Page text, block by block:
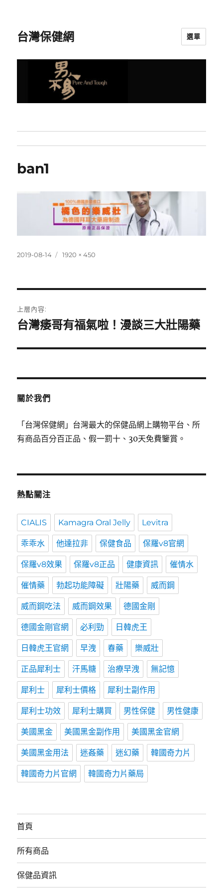
台灣保健網 選單
ban1
發
2019-08-14
完
1920 × 450
章
上層內容:
台灣痿哥有福氣啦！漫談三大壯陽藥
關於我們
「台灣保健網」台灣最大的保健品網上購物平台、所
有商品百分百正品、假一罰十、30天免費鑒賞。
熱點關注
CIALIS Kamagra Oral Jelly Levitra
乖乖水 他達拉非 保健食品 保羅v8官網
保羅v8效果 保羅v8正品 健康資訊 催情水
催情藥 勃起功能障礙 壯陽藥 威而鋼
威而鋼吃法 威而鋼效果 德國金剛
德國金剛官網 必利勁 日韓虎王
日韓虎王官網 早洩 春藥 樂威壯
正品犀利士 汗馬糖 治療早洩 無記憶
犀利士 犀利士價格 犀利士副作用
犀利士功效 犀利士購買 男性保健 男性健康
美國黑金 美國黑金副作用 美國黑金官網
美國黑金用法 迷姦藥 迷幻藥 韓國奇力片
韓國奇力片官網 韓國奇力片藥局
首頁
所有商品
保健品資訊